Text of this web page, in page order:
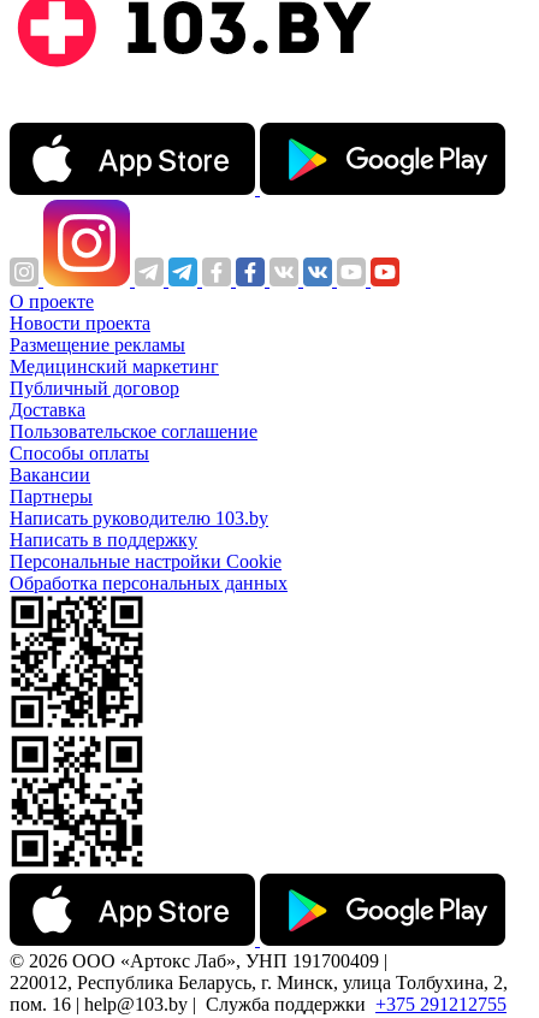
О проекте
Новости проекта
Размещение рекламы
Медицинский маркетинг
Публичный договор
Доставка
Пользовательское соглашение
Способы оплаты
Вакансии
Партнеры
Написать руководителю 103.by
Написать в поддержку
Персональные настройки Cookie
Обработка персональных данных
© 2026 ООО «Артокс Лаб», УНП 191700409 |
220012, Республика Беларусь, г. Минск, улица Толбухина, 2,
пом. 16 | help@103.by | Служба поддержки +375 291212755